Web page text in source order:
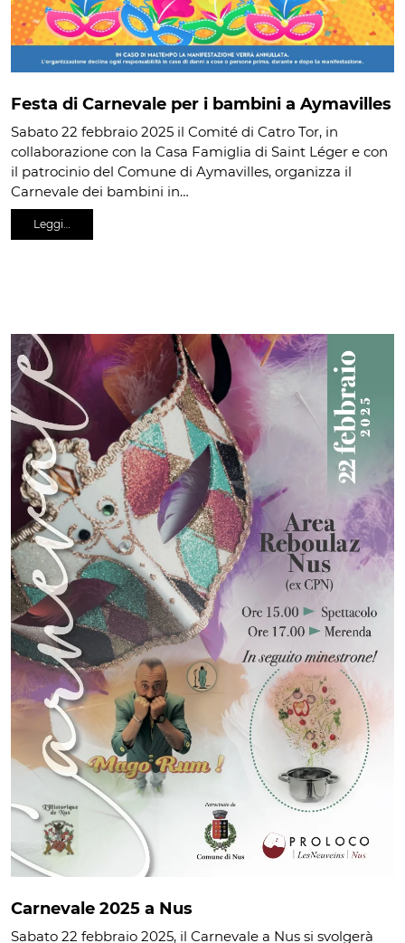
Festa di Carnevale per i bambini a Aymavilles
Sabato 22 febbraio 2025 il Comité di Catro Tor, in
collaborazione con la Casa Famiglia di Saint Léger e con
il patrocinio del Comune di Aymavilles, organizza il
Carnevale dei bambini in…
Leggi…
Carnevale 2025 a Nus
Sabato 22 febbraio 2025, il Carnevale a Nus si svolgerà